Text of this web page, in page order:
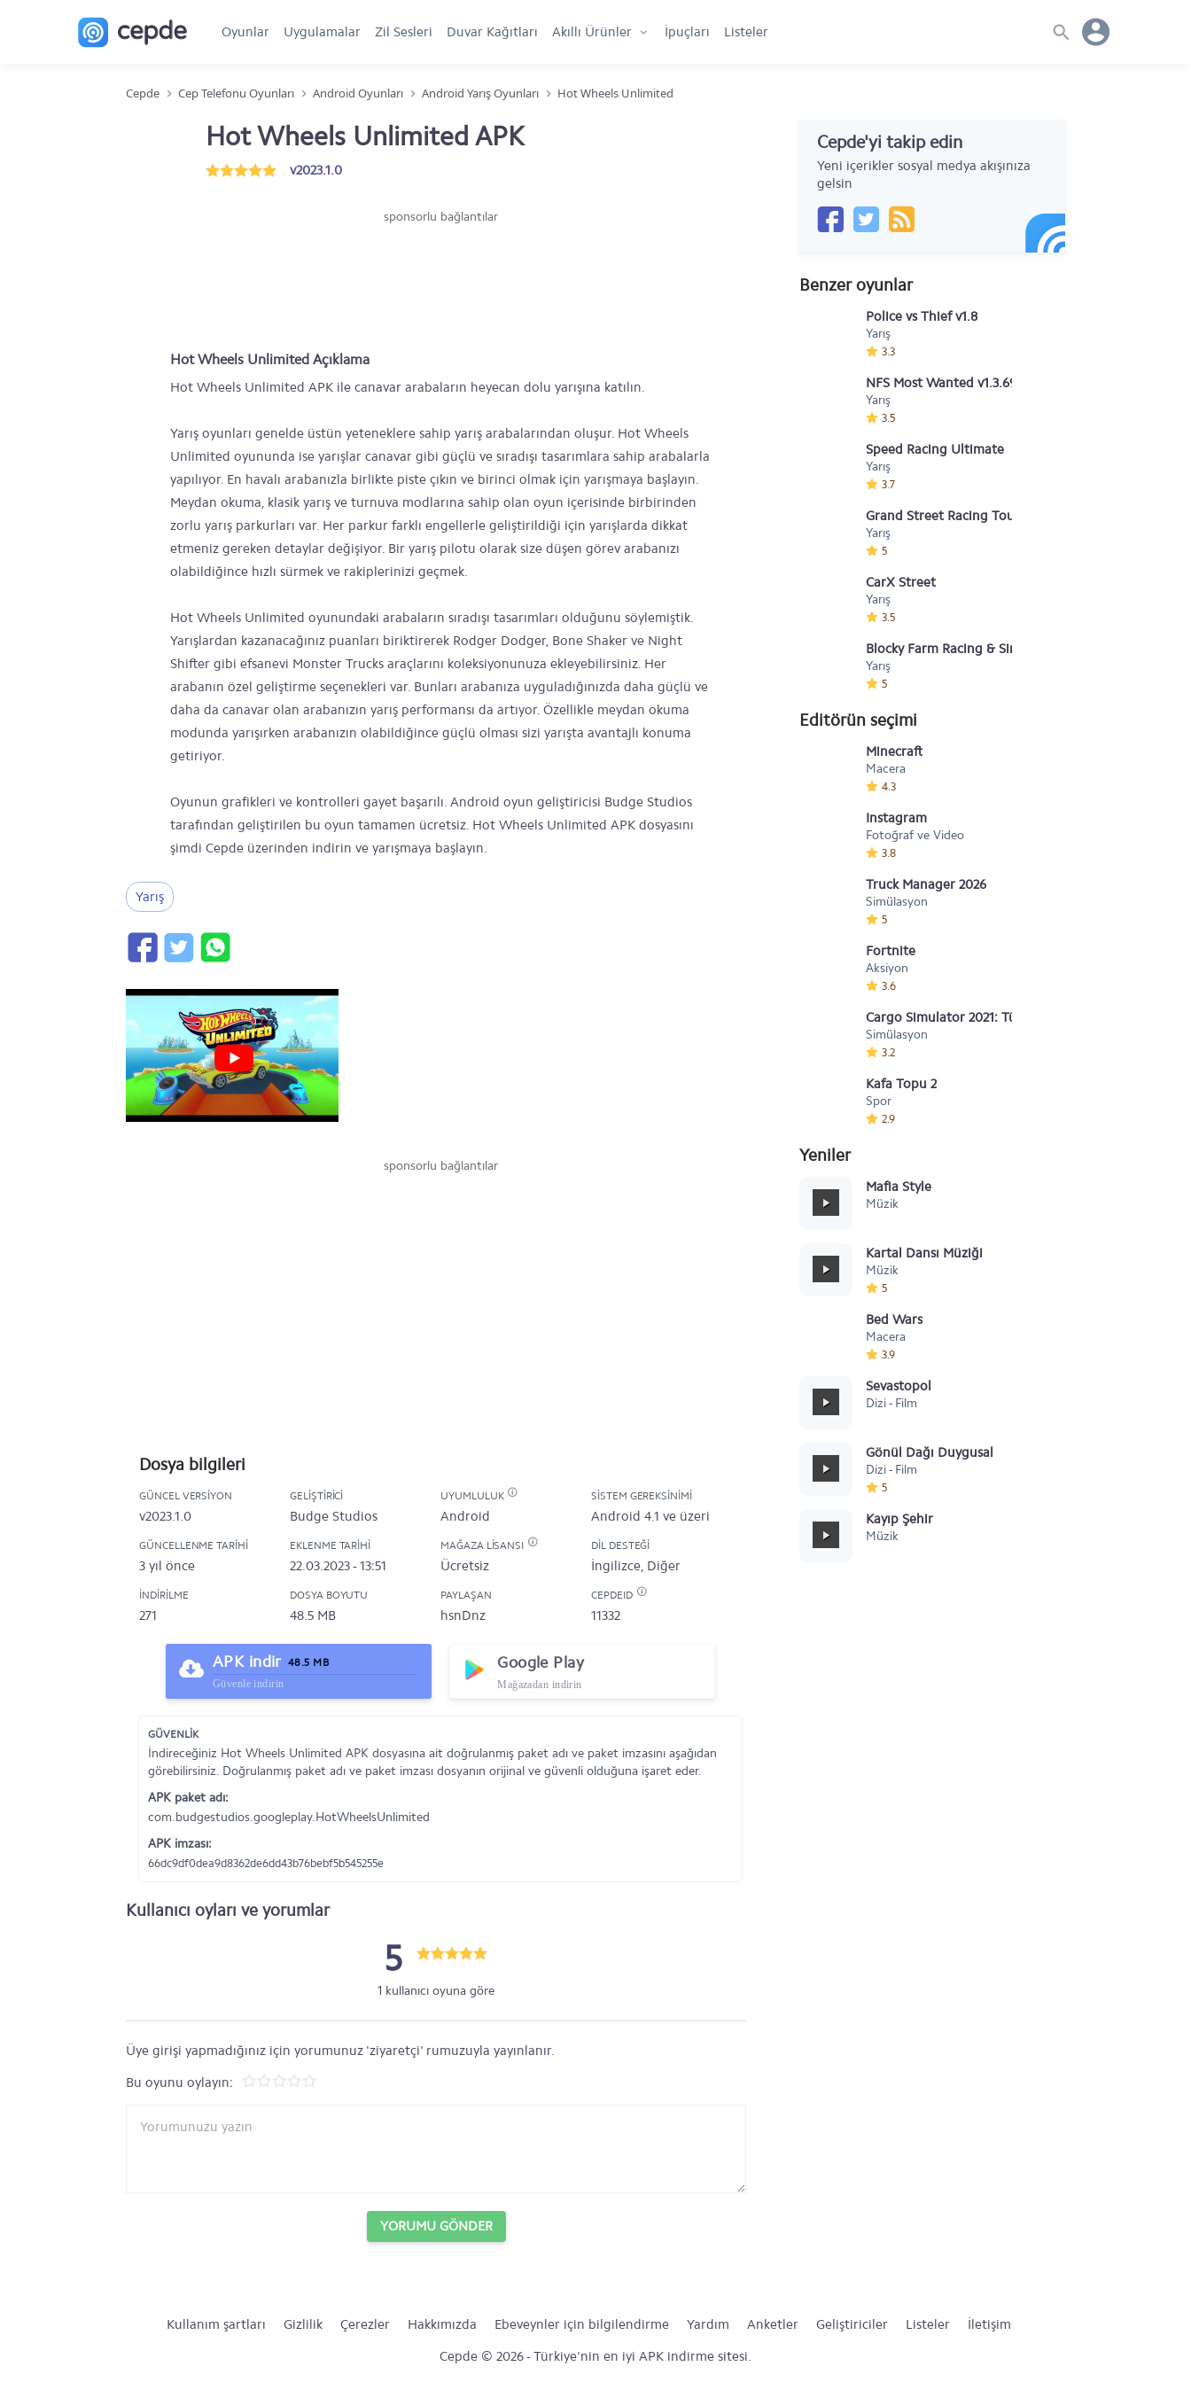
Oyunlar Uygulamalar Zil Sesleri Duvar Kağıtları Akıllı Ürünler İpuçları Listeler
Cepde Cep Telefonu Oyunları Android Oyunları Android Yarış Oyunları Hot Wheels Unlimited
Hot Wheels Unlimited APK
v2023.1.0
sponsorlu bağlantılar
Hot Wheels Unlimited Açıklama
Hot Wheels Unlimited APK ile canavar arabaların heyecan dolu yarışına katılın.
Yarış oyunları genelde üstün yeteneklere sahip yarış arabalarından oluşur. Hot Wheels
Unlimited oyununda ise yarışlar canavar gibi güçlü ve sıradışı tasarımlara sahip arabalarla
yapılıyor. En havalı arabanızla birlikte piste çıkın ve birinci olmak için yarışmaya başlayın.
Meydan okuma, klasik yarış ve turnuva modlarına sahip olan oyun içerisinde birbirinden
zorlu yarış parkurları var. Her parkur farklı engellerle geliştirildiği için yarışlarda dikkat
etmeniz gereken detaylar değişiyor. Bir yarış pilotu olarak size düşen görev arabanızı
olabildiğince hızlı sürmek ve rakiplerinizi geçmek.
Hot Wheels Unlimited oyunundaki arabaların sıradışı tasarımları olduğunu söylemiştik.
Yarışlardan kazanacağınız puanları biriktirerek Rodger Dodger, Bone Shaker ve Night
Shifter gibi efsanevi Monster Trucks araçlarını koleksiyonunuza ekleyebilirsiniz. Her
arabanın özel geliştirme seçenekleri var. Bunları arabanıza uyguladığınızda daha güçlü ve
daha da canavar olan arabanızın yarış performansı da artıyor. Özellikle meydan okuma
modunda yarışırken arabanızın olabildiğince güçlü olması sizi yarışta avantajlı konuma
getiriyor.
Oyunun grafikleri ve kontrolleri gayet başarılı. Android oyun geliştiricisi Budge Studios
tarafından geliştirilen bu oyun tamamen ücretsiz. Hot Wheels Unlimited APK dosyasını
şimdi Cepde üzerinden indirin ve yarışmaya başlayın.
Yarış
sponsorlu bağlantılar
Dosya bilgileri
GÜNCEL VERSIYON
v2023.1.0
GELIŞTIRICI
Budge Studios
UYUMLULUK
Android
SISTEM GEREKSINIMI
Android 4.1 ve üzeri
GÜNCELLENME TARIHI
3 yıl önce
EKLENME TARIHI
22.03.2023 - 13:51
MAĞAZA LISANSI
Ücretsiz
DIL DESTEĞI
İngilizce, Diğer
İNDIRILME
271
DOSYA BOYUTU
48.5 MB
PAYLAŞAN
hsnDnz
CEPDEID
11332
APK indir 48.5 MB
Güvenle indirin
Google Play
Mağazadan indirin
GÜVENLİK
İndireceğiniz Hot Wheels Unlimited APK dosyasına ait doğrulanmış paket adı ve paket imzasını aşağıdan
görebilirsiniz. Doğrulanmış paket adı ve paket imzası dosyanın orijinal ve güvenli olduğuna işaret eder.
APK paket adı:
com.budgestudios.googleplay.HotWheelsUnlimited
APK imzası:
66dc9df0dea9d8362de6dd43b76bebf5b545255e
Cepde'yi takip edin
Yeni içerikler sosyal medya akışınıza
gelsin
Benzer oyunlar
Police vs Thief v1.8
Yarış
3.3
NFS Most Wanted v1.3.69
Yarış
3.5
Speed Racing Ultimate
Yarış
3.7
Grand Street Racing Tour
Yarış
5
CarX Street
Yarış
3.5
Blocky Farm Racing & Simulator
Yarış
5
Editörün seçimi
Minecraft
Macera
4.3
Instagram
Fotoğraf ve Video
3.8
Truck Manager 2026
Simülasyon
5
Fortnite
Aksiyon
3.6
Cargo Simulator 2021: Türkiye
Simülasyon
3.2
Kafa Topu 2
Spor
2.9
Yeniler
Mafia Style
Müzik
Kartal Dansı Müziği
Müzik
5
Bed Wars
Macera
3.9
Sevastopol
Dizi - Film
Gönül Dağı Duygusal
Dizi - Film
5
Kayıp Şehir
Müzik
Kullanıcı oyları ve yorumlar
5
1 kullanıcı oyuna göre
Üye girişi yapmadığınız için yorumunuz 'ziyaretçi' rumuzuyla yayınlanır.
Bu oyunu oylayın:
YORUMU GÖNDER
Kullanım şartları Gizlilik Çerezler Hakkımızda Ebeveynler için bilgilendirme Yardım Anketler Geliştiriciler Listeler
İletişim
Cepde © 2026 - Türkiye'nin en iyi APK indirme sitesi.